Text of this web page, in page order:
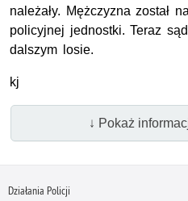
należały. Mężczyzna został
policyjnej jednostki. Teraz
dalszym losie.
kj
↓ Pokaż
Działania Policji